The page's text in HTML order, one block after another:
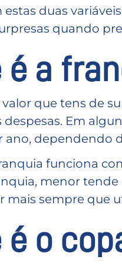
estas duas
quando
é a
valor que tens de
Em
ano, dependendo
funciona
menor
mais sempre que
é o